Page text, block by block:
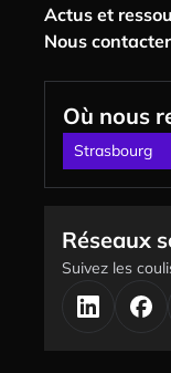
Actus et
Nous contacter
Où nous
Strasbourg
Réseaux
Suivez les